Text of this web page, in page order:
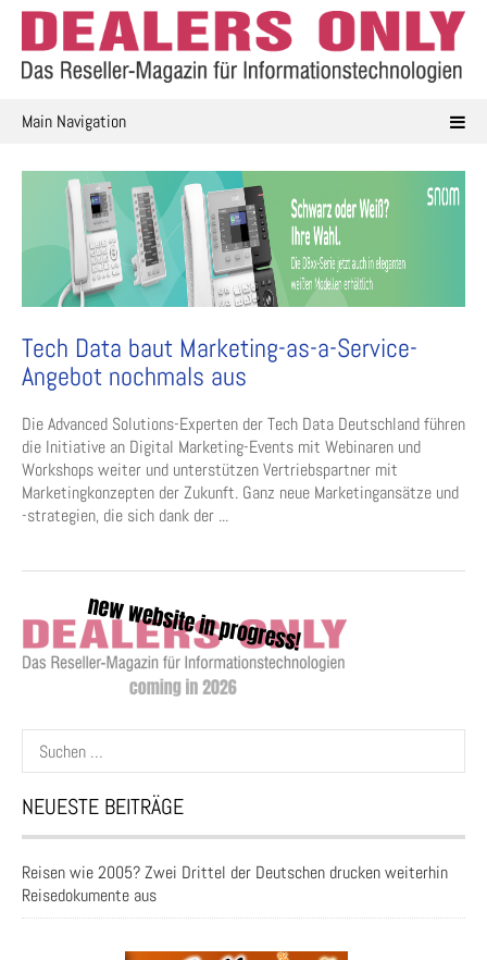
Skip
content
Main Navigation
Tech Data baut Marketing-as-a-Service-
Angebot nochmals aus
Die Advanced Solutions-Experten der Tech Data Deutschland führen
die Initiative an Digital Marketing-Events mit Webinaren und
Workshops weiter und unterstützen Vertriebspartner mit
Marketingkonzepten der Zukunft. Ganz neue Marketingansätze und
-strategien, die sich dank der ...
Suchen
nach:
NEUESTE BEITRÄGE
Reisen wie 2005? Zwei Drittel der Deutschen drucken weiterhin
Reisedokumente aus